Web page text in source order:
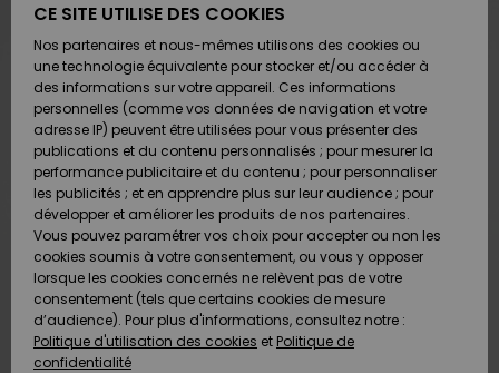
Chaussures
& Tongs
Surf
Snow
Nouveautés
Chaussures
& Tongs
Surf
Snow
Nouveautés
FEMME
A
Découvrir
Snow
SURF
Surf
Shop
Enfant
Highlights
Communauté
SNOW
Snow
Shop
Enfant
Snow
Shop
Femme
A
Découvrir
Communauté
OUTLET
Enfant
Outlet
Femme
AIDE &
CONTACT
Retours
Paiement
Carte
Cadeau
Quiksilver
Freedom
Protection
des
MAGASINS
CE SITE UTILISE DES COOKIES
Nos partenaires et nous-mêmes utilisons des cookies ou
une technologie équivalente pour stocker et/ou accéder à
des informations sur votre appareil. Ces informations
personnelles (comme vos données de navigation et votre
adresse IP) peuvent être utilisées pour vous présenter des
publications et du contenu personnalisés ; pour mesurer la
performance publicitaire et du contenu ; pour personnaliser
les publicités ; et en apprendre plus sur leur audience ; pour
développer et améliorer les produits de nos partenaires.
Vous pouvez paramétrer vos choix pour accepter ou non les
cookies soumis à votre consentement, ou vous y opposer
lorsque les cookies concernés ne relèvent pas de votre
consentement (tels que certains cookies de mesure
d’audience). Pour plus d'informations, consultez notre :
Politique d'utilisation des cookies et Politique de
confidentialité